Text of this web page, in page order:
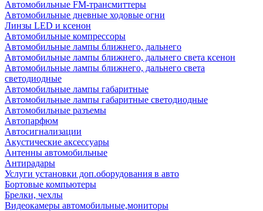
Автомобильные FM-трансмиттеры
Автомобильные дневные ходовые огни
Линзы LED и ксенон
Автомобильные компрессоры
Автомобильные лампы ближнего, дальнего
Автомобильные лампы ближнего, дальнего света ксенон
Автомобильные лампы ближнего, дальнего света
светодиодные
Автомобильные лампы габаритные
Автомобильные лампы габаритные светодиодные
Автомобильные разъемы
Автопарфюм
Автосигнализации
Акустические аксессуары
Антенны автомобильные
Антирадары
Услуги установки доп.оборудования в авто
Бортовые компьютеры
Брелки, чехлы
Видеокамеры автомобильные,мониторы